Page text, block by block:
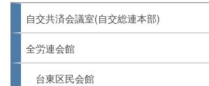
自交共済会議室(自交総連本部)
全労連会館
台東区民会館